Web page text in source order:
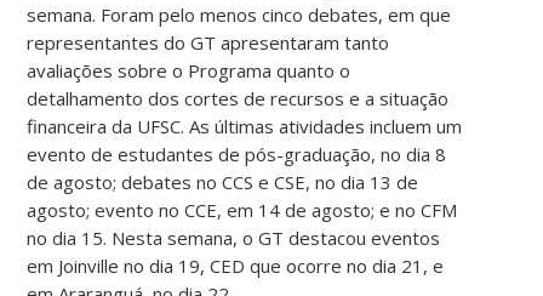
semana. Foram pelo menos cinco debates, em que
representantes do GT apresentaram tanto
avaliações sobre o Programa quanto o
detalhamento dos cortes de recursos e a situação
financeira da UFSC. As últimas atividades incluem um
evento de estudantes de pós-graduação, no dia 8
de agosto; debates no CCS e CSE, no dia 13 de
agosto; evento no CCE, em 14 de agosto; e no CFM
no dia 15. Nesta semana, o GT destacou eventos
em Joinville no dia 19, CED que ocorre no dia 21, e